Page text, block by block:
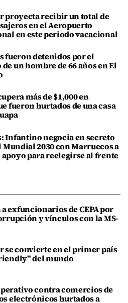
proyecta recibir un total de
en el Aeropuerto
en este periodo vacacional
fueron detenidos por el
un hombre de 66 años en El
más de $1,000 en
fueron hurtados de una casa
Infantino negocia en secreto
2030 con Marruecos a
para reelegirse al frente
exfuncionarios de CEPA por
y vínculos con la MS-
se convierte en el primer país
del mundo
contra comercios de
electrónicos hurtados a